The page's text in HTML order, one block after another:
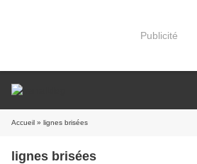
Publicité
Accueil » lignes brisées
lignes brisées